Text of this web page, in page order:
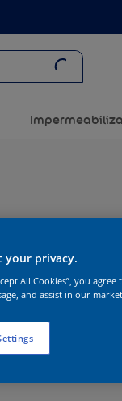
your privacy.
All Cookies”, you
and assist in our